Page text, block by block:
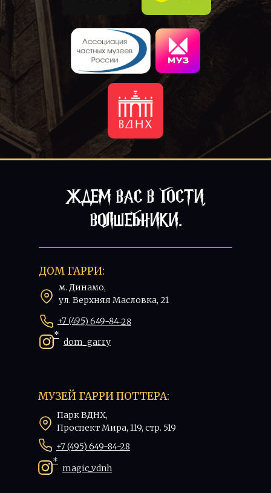
ЖДЕМ ВАС В ГОСТИ,
ВОЛШЕБНИКИ.
ДОМ ГАРРИ:
м. Динамо,
ул. Верхняя Масловка, 21
МУЗЕЙ ГАРРИ ПОТТЕРА:
Парк ВДНХ,
Проспект Мира, 119, стр. 519
magic_vdnh
+7 (495) 649-84-28
*
*
dom_garry
+7 (495) 649-84-28